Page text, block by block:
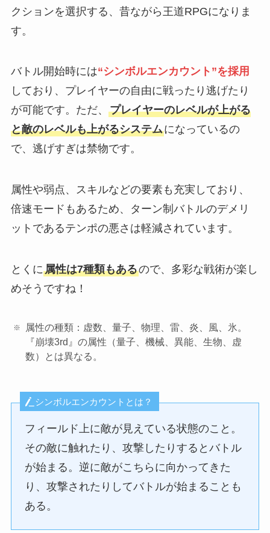
クションを選択する、昔ながら王道RPGになりま
す。
バトル開始時には“シンボルエンカウント”を採用
しており、プレイヤーの自由に戦ったり逃げたり
が可能です。ただ、 プレイヤーのレベルが上がる
と敵のレベルも上がるシステムになっているの
で、逃げすぎは禁物です。
属性や弱点、スキルなどの要素も充実しており、
倍速モードもあるため、ターン制バトルのデメリ
ットであるテンポの悪さは軽減されています。
とくに属性は7種類もあるので、多彩な戦術が楽し
めそうですね！
属性の種類：虚数、量子、物理、雷、炎、風、氷。
『崩壊3rd』の属性（量子、機械、異能、生物、虚
数）とは異なる。
シンボルエンカウントとは？
フィールド上に敵が見えている状態のこと。
その敵に触れたり、攻撃したりするとバトル
が始まる。逆に敵がこちらに向かってきた
り、攻撃されたりしてバトルが始まることも
ある。